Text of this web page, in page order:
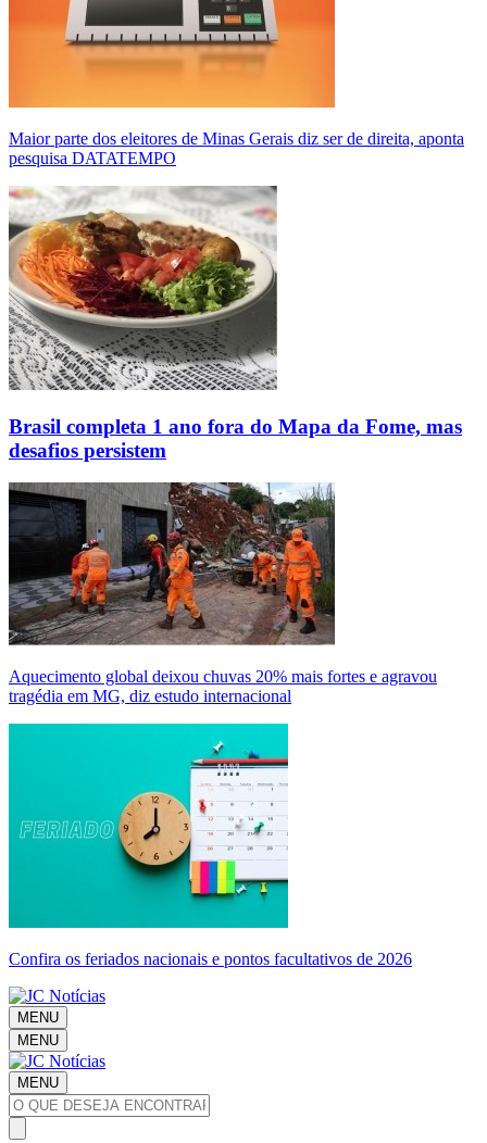
Maior parte dos eleitores de Minas Gerais diz ser de direita, aponta
pesquisa DATATEMPO
Brasil completa 1 ano fora do Mapa da Fome, mas
desafios persistem
Aquecimento global deixou chuvas 20% mais fortes e agravou
tragédia em MG, diz estudo internacional
Confira os feriados nacionais e pontos facultativos de 2026
MENU
MENU
MENU